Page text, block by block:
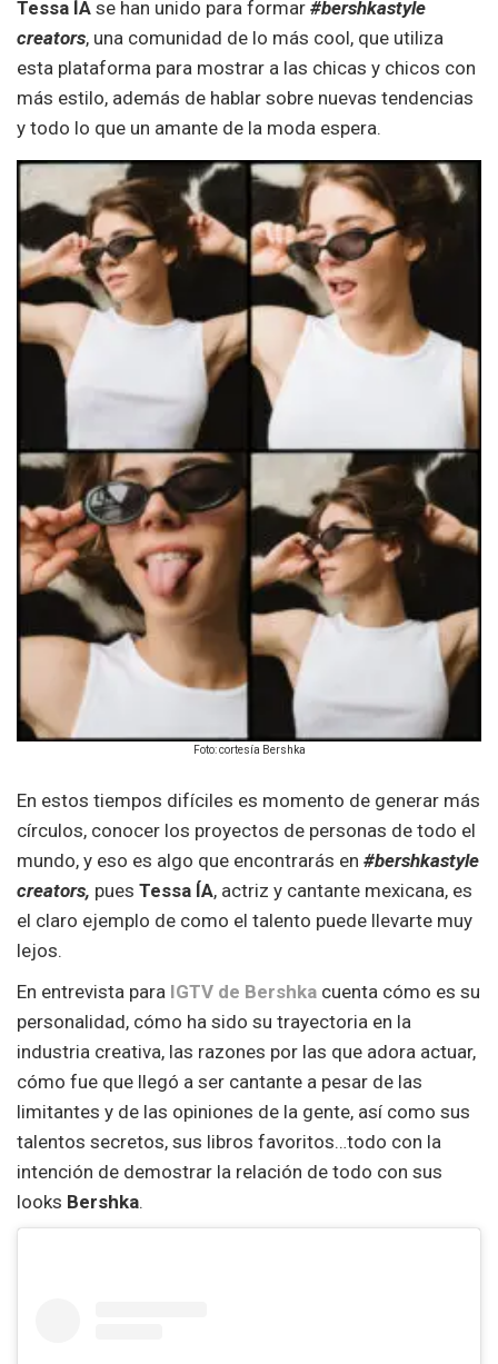
Tessa ÍA se han unido para formar #bershkastyle
creators, una comunidad de lo más cool, que utiliza
esta plataforma para mostrar a las chicas y chicos con
más estilo, además de hablar sobre nuevas tendencias
y todo lo que un amante de la moda espera.
Foto: cortesía Bershka
En estos tiempos difíciles es momento de generar más
círculos, conocer los proyectos de personas de todo el
mundo, y eso es algo que encontrarás en #bershkastyle
creators, pues Tessa ÍA, actriz y cantante mexicana, es
el claro ejemplo de como el talento puede llevarte muy
lejos.
En entrevista para IGTV de Bershka cuenta cómo es su
personalidad, cómo ha sido su trayectoria en la
industria creativa, las razones por las que adora actuar,
cómo fue que llegó a ser cantante a pesar de las
limitantes y de las opiniones de la gente, así como sus
talentos secretos, sus libros favoritos…todo con la
intención de demostrar la relación de todo con sus
looks Bershka.